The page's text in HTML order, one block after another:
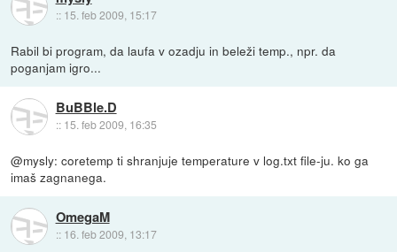
:: 15. feb 2009, 15:17
Rabil bi program, da laufa v ozadju in beleži temp., npr. da
poganjam igro...
BuBBle.D
:: 15. feb 2009, 16:35
@mysly: coretemp ti shranjuje temperature v log.txt file-ju. ko ga
imaš zagnanega.
OmegaM
:: 16. feb 2009, 13:17